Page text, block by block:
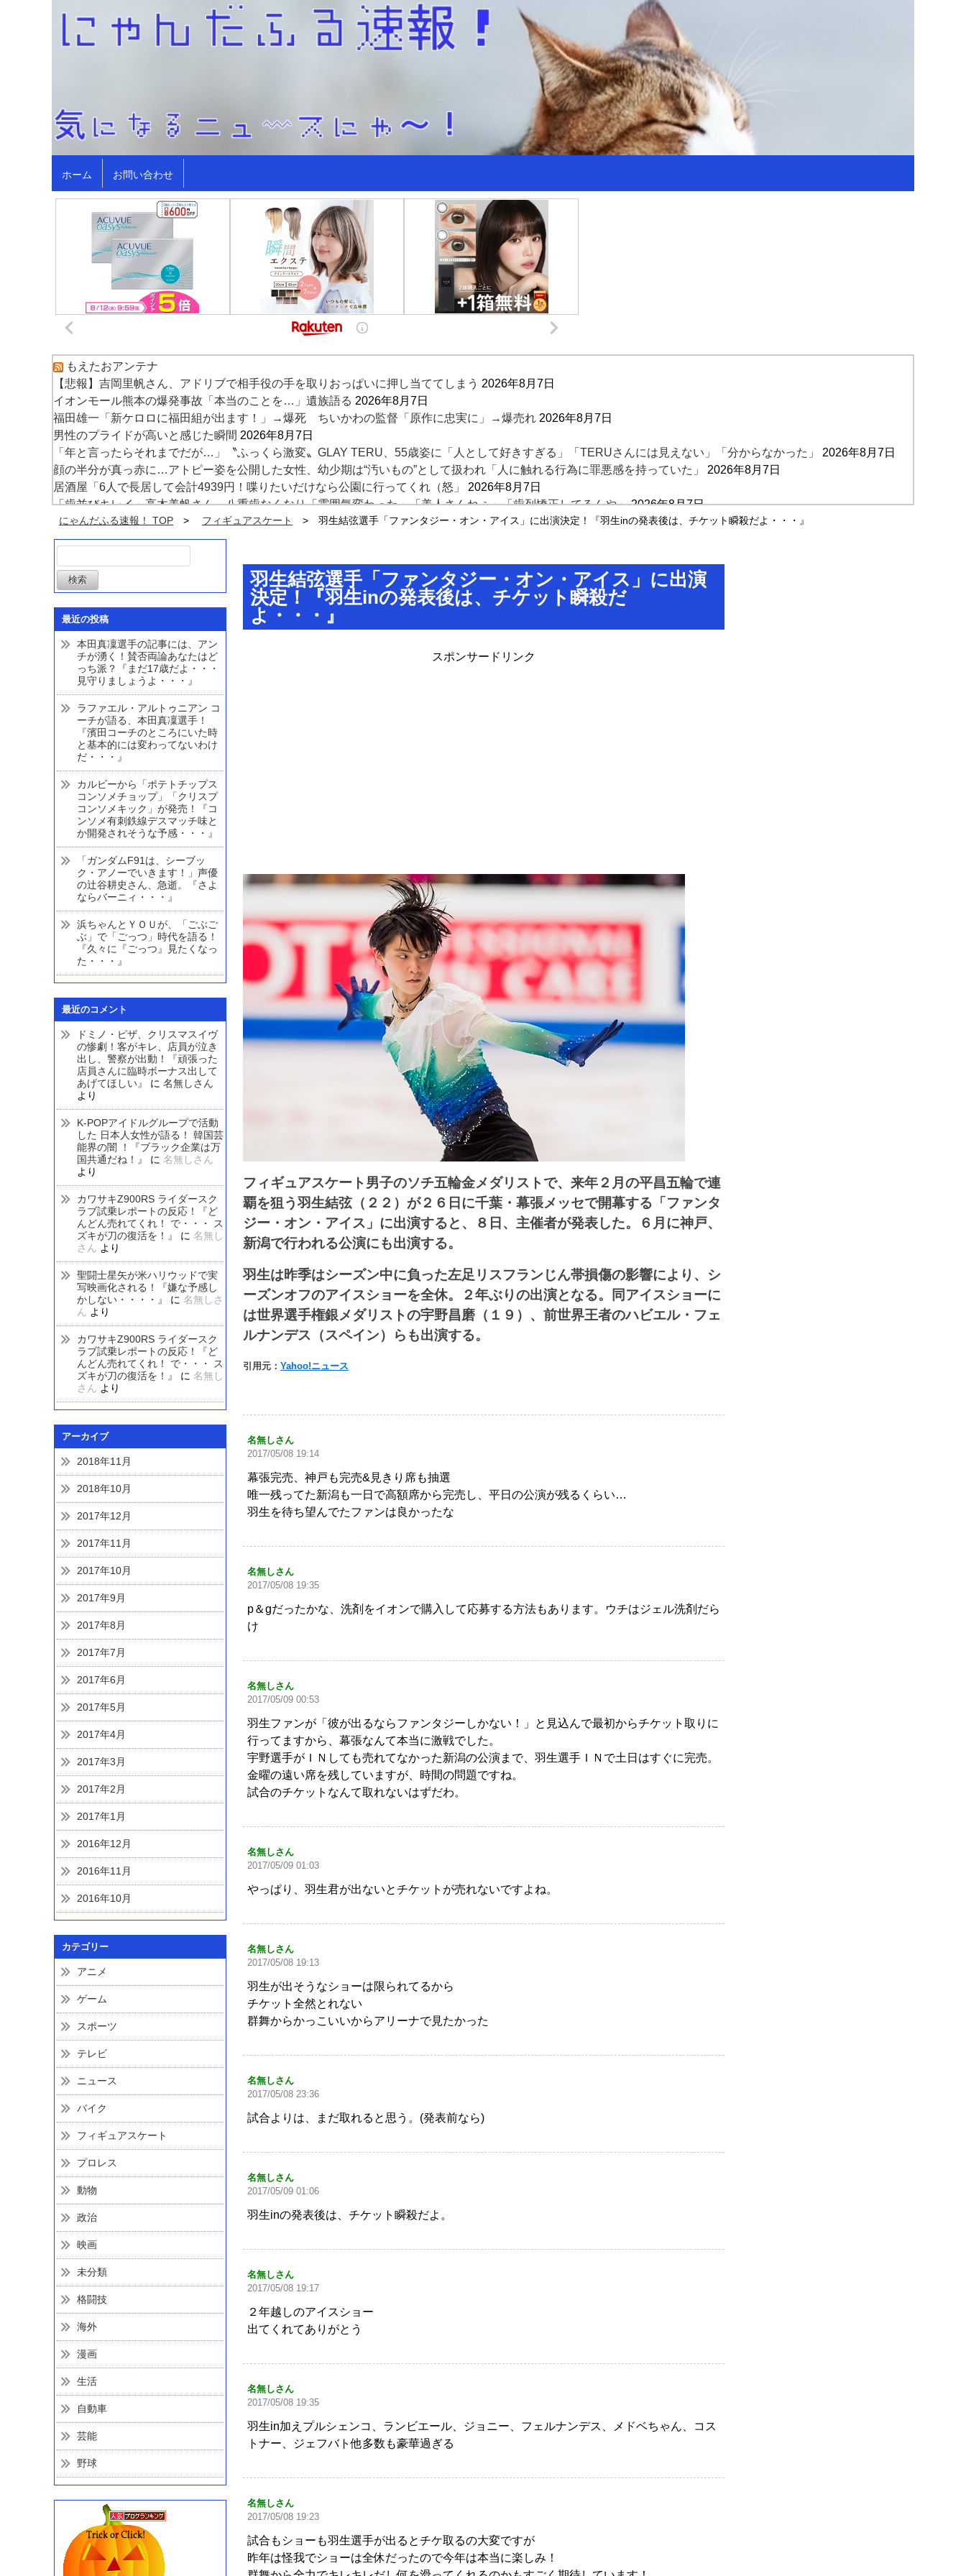
ホーム お問い合わせ
もえたおアンテナ
【悲報】吉岡里帆さん、アドリブで相手役の手を取りおっぱいに押し当ててしまう 2026年8月7日
イオンモール熊本の爆発事故「本当のことを…」遺族語る 2026年8月7日
福田雄一「新ケロロに福田組が出ます！」→爆死 ちいかわの監督「原作に忠実に」→爆売れ 2026年8月7日
男性のプライドが高いと感じた瞬間 2026年8月7日
「年と言ったらそれまでだが…」〝ふっくら激変〟GLAY TERU、55歳姿に「人として好きすぎる」「TERUさんには見えない」「分からなかった」
2026年8月7日
顔の半分が真っ赤に…アトピー姿を公開した女性、幼少期は“汚いもの”として扱われ「人に触れる行為に罪悪感を持っていた」
2026年8月7日
居酒屋「6人で長居して会計4939円！喋りたいだけなら公園に行ってくれ（怒」
2026年8月7日
「歯並びキレイ」高木美帆さん 八重歯なくなり「雰囲気変わった」「美人さんねぇ」「歯列矯正してるんや」 2026年8月7日
中居正広「ひそかに被災地支援」か 2016年の熊本地震直後には現地で炊き出し “誰にも知られなくて良い”と、むしろ強まる福祉活動への思い 2026年8月7日
【衝撃動画】令和のJS、レベチｗｗｗｗｗｗｗｗｗｗｗｗｗｗｗｗｗｗｗｗｗｗｗｗｗｗｗｗｗｗ
にゃんだふる速報！ TOP フィギュアスケート 羽生結弦選手「ファンタジー・オン・アイス」に出演決定！『羽生inの発表後は、チケット瞬殺だよ・・・』
最近の投稿
本田真凜選手の記事には、アン
チが湧く！賛否両論あなたはど
っち派？『まだ17歳だよ・・・
見守りましょうよ・・・』
ラファエル・アルトゥニアン コ
ーチが語る、本田真凜選手！
『濱田コーチのところにいた時
と基本的には変わってないわけ
だ・・・』
カルビーから「ポテトチップス
コンソメチョップ」「クリスプ
コンソメキック」が発売！『コ
ンソメ有刺鉄線デスマッチ味と
か開発されそうな予感・・・』
「ガンダムF91は、シーブッ
ク・アノーでいきます！」声優
の辻谷耕史さん、急逝。『さよ
ならバーニィ・・・』
浜ちゃんとＹＯＵが、「ごぶご
ぶ」で「ごっつ」時代を語る！
『久々に『ごっつ』見たくなっ
た・・・』
最近のコメント
ドミノ・ピザ、クリスマスイヴ
の惨劇！客がキレ、店員が泣き
出し、警察が出動！『頑張った
店員さんに臨時ボーナス出して
あげてほしい』
に 名無しさん
より
K-POPアイドルグループで活動
した 日本人女性が語る！ 韓国芸
能界の闇 ！『ブラック企業は万
国共通だね！』
に 名無しさん
より
カワサキZ900RS ライダースク
ラブ試乗レポートの反応！『ど
んどん売れてくれ！ で・・・ ス
ズキが刀の復活を！』
に 名無し
さん より
聖闘士星矢が米ハリウッドで実
写映画化される！『嫌な予感し
かしない・・・・』
に 名無しさ
ん より
カワサキZ900RS ライダースク
ラブ試乗レポートの反応！『ど
んどん売れてくれ！ で・・・ ス
ズキが刀の復活を！』
に 名無し
さん より
アーカイブ
2018年11月
2018年10月
2017年12月
2017年11月
2017年10月
2017年9月
2017年8月
2017年7月
2017年6月
2017年5月
2017年4月
2017年3月
2017年2月
2017年1月
2016年12月
2016年11月
2016年10月
カテゴリー
アニメ
ゲーム
スポーツ
テレビ
ニュース
バイク
フィギュアスケート
プロレス
動物
政治
映画
未分類
格闘技
海外
漫画
生活
自動車
芸能
野球
羽生結弦選手「ファンタジー・オン・アイス」に出演
決定！『羽生inの発表後は、チケット瞬殺だ
よ・・・』
スポンサードリンク
フィギュアスケート男子のソチ五輪金メダリストで、来年２月の平昌五輪で連
覇を狙う羽生結弦（２２）が２６日に千葉・幕張メッセで開幕する「ファンタ
ジー・オン・アイス」に出演すると、８日、主催者が発表した。６月に神戸、
新潟で行われる公演にも出演する。
羽生は昨季はシーズン中に負った左足リスフランじん帯損傷の影響により、シ
ーズンオフのアイスショーを全休。２年ぶりの出演となる。同アイスショーに
は世界選手権銀メダリストの宇野昌磨（１９）、前世界王者のハビエル・フェ
ルナンデス（スペイン）らも出演する。
引用元： Yahoo!ニュース
名無しさん
2017/05/08 19:14
幕張完売、神戸も完売&見きり席も抽選
唯一残ってた新潟も一日で高額席から完売し、平日の公演が残るくらい…
羽生を待ち望んでたファンは良かったな
名無しさん
2017/05/08 19:35
p＆gだったかな、洗剤をイオンで購入して応募する方法もあります。ウチはジェル洗剤だら
け
名無しさん
2017/05/09 00:53
羽生ファンが「彼が出るならファンタジーしかない！」と見込んで最初からチケット取りに
行ってますから、幕張なんて本当に激戦でした。
宇野選手がＩＮしても売れてなかった新潟の公演まで、羽生選手ＩＮで土日はすぐに完売。
金曜の遠い席を残していますが、時間の問題ですね。
試合のチケットなんて取れないはずだわ。
名無しさん
2017/05/09 01:03
やっぱり、羽生君が出ないとチケットが売れないですよね。
名無しさん
2017/05/08 19:13
羽生が出そうなショーは限られてるから
チケット全然とれない
群舞からかっこいいからアリーナで見たかった
名無しさん
2017/05/08 23:36
試合よりは、まだ取れると思う。(発表前なら)
名無しさん
2017/05/09 01:06
羽生inの発表後は、チケット瞬殺だよ。
名無しさん
2017/05/08 19:17
２年越しのアイスショー
出てくれてありがとう
名無しさん
2017/05/08 19:35
羽生in加えプルシェンコ、ランビエール、ジョニー、フェルナンデス、メドベちゃん、コス
トナー、ジェフバト他多数も豪華過ぎる
名無しさん
2017/05/08 19:23
試合もショーも羽生選手が出るとチケ取るの大変ですが
昨年は怪我でショーは全休だったので今年は本当に楽しみ！